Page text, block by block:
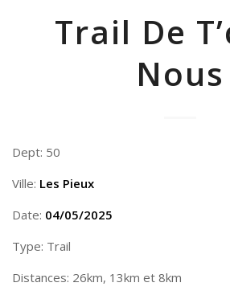
Trail De
Nous
Dept: 50
Ville: Les Pieux
Date: 04/05/2025
Type: Trail
Distances: 26km, 13km et 8km